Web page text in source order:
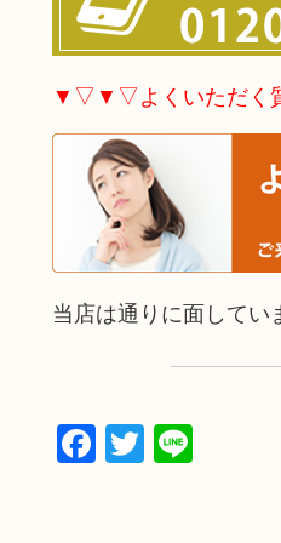
▼▽▼▽よくいただ
当店は通りに面してい
Facebook
Twitter
Line